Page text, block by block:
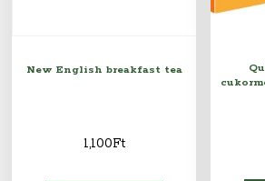
New English breakfast tea
1,100Ft